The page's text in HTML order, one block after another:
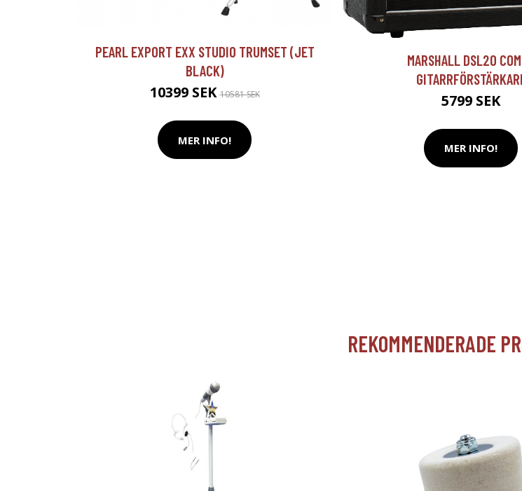
PEARL EXPORT EXX STUDIO TRUMSET (JET
BLACK)
10399 SEK10581 SEK
MER INFO!
MARSHALL DSL20
5799 SEK
MER INFO!
REKOMMENDERADE